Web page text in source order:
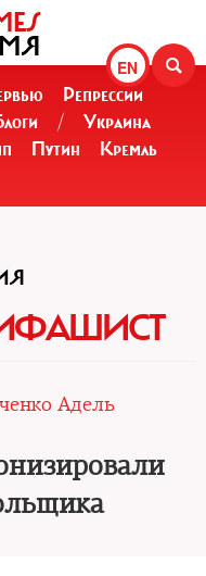
EN
Репрессии
/
Украина
Путин
Кремль
Адель